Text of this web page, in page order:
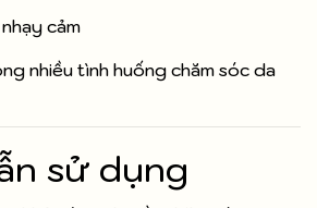
cảm
nhiều tình huống chăm sóc da
sử dụng